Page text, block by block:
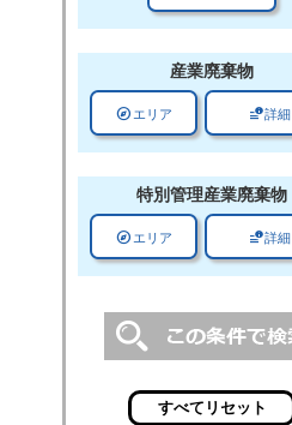
産業廃棄物
explore エリア data_info_alert詳細
特別管理産業廃棄物
explore エリア data_info_alert詳細